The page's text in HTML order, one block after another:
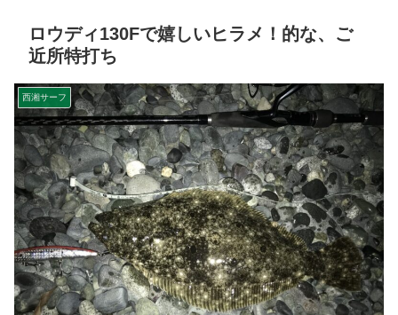
ロウディ130Fで嬉しいヒラメ！的な、ご
近所特打ち
西湘サーフ